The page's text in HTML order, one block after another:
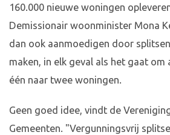
160.000 nieuwe woningen
Demissionair woonminister Mona
dan ook aanmoedigen door
maken, in elk geval als het gaat om
één naar twee woningen.
Geen goed idee, vindt de
Gemeenten. "Vergunningsvrij